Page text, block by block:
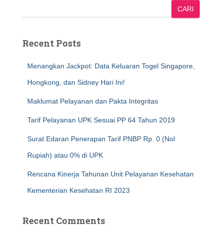
CARI
Recent Posts
Menangkan Jackpot: Data Keluaran Togel Singapore,
Hongkong, dan Sidney Hari Ini!
Maklumat Pelayanan dan Pakta Integritas
Tarif Pelayanan UPK Sesuai PP 64 Tahun 2019
Surat Edaran Penerapan Tarif PNBP Rp. 0 (Nol
Rupiah) atau 0% di UPK
Rencana Kinerja Tahunan Unit Pelayanan Kesehatan
Kementerian Kesehatan RI 2023
Recent Comments